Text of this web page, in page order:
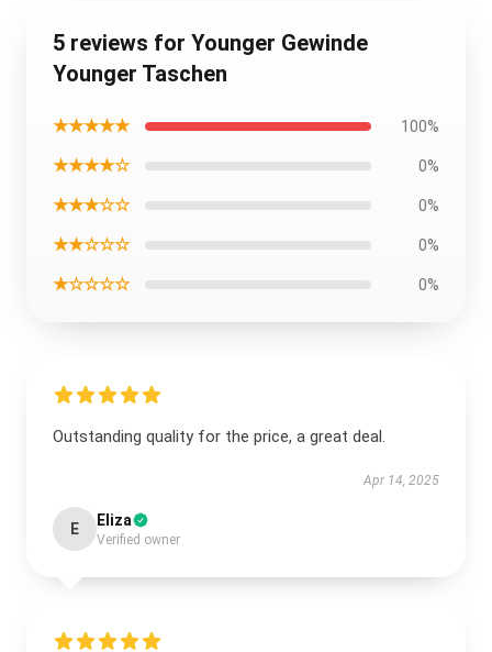
5 reviews for Younger Gewinde
Younger Taschen
★★★★★ 100%
★★★★☆ 0%
★★★☆☆ 0%
★★☆☆☆ 0%
★☆☆☆☆ 0%
Outstanding quality for the price, a great deal.
Apr 14, 2025
E Eliza
Verified owner